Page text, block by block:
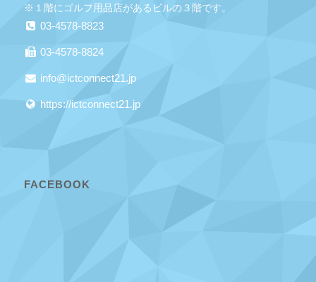
※１階にゴルフ用品店があるビルの３階です。
03-4578-8823
03-4578-8824
info@ictconnect21.jp
https://ictconnect21.jp
FACEBOOK